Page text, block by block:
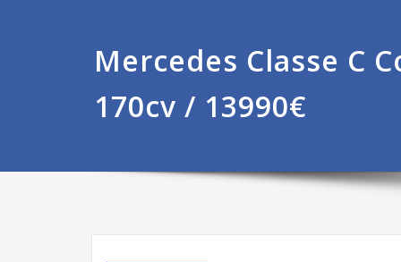
Mercedes Classe C
170cv / 13990€